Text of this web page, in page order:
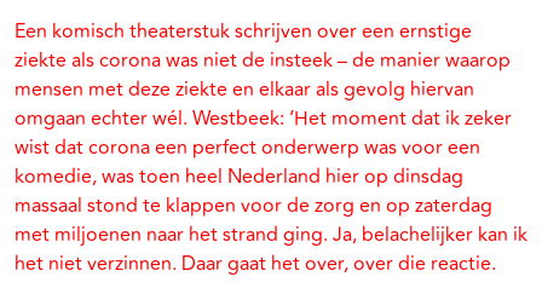
Een komisch theaterstuk schrijven over een ernstige
ziekte als corona was niet de insteek – de manier waarop
mensen met deze ziekte en elkaar als gevolg hiervan
omgaan echter wél. Westbeek: ‘Het moment dat ik zeker
wist dat corona een perfect onderwerp was voor een
komedie, was toen heel Nederland hier op dinsdag
massaal stond te klappen voor de zorg en op zaterdag
met miljoenen naar het strand ging. Ja, belachelijker kan ik
het niet verzinnen. Daar gaat het over, over die reactie.